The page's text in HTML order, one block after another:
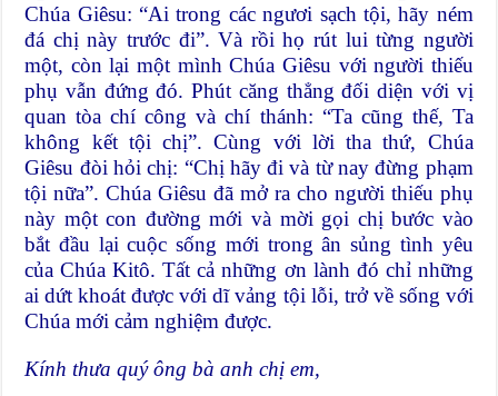
Chúa Giêsu: “Ai trong các ngươi sạch tội, hãy ném
đá chị này trước đi”. Và rồi họ rút lui từng người
một, còn lại một mình Chúa Giêsu với người thiếu
phụ vẫn đứng đó. Phút căng thẳng đối diện với vị
quan tòa chí công và chí thánh: “Ta cũng thế, Ta
không kết tội chị”. Cùng với lời tha thứ, Chúa
Giêsu đòi hỏi chị: “Chị hãy đi và từ nay đừng phạm
tội nữa”. Chúa Giêsu đã mở ra cho người thiếu phụ
này một con đường mới và mời gọi chị bước vào
bắt đầu lại cuộc sống mới trong ân sủng tình yêu
của Chúa Kitô. Tất cả những ơn lành đó chỉ những
ai dứt khoát được với dĩ vảng tội lỗi, trở về sống với
Chúa mới cảm nghiệm được.
Kính thưa quý ông bà anh chị em,